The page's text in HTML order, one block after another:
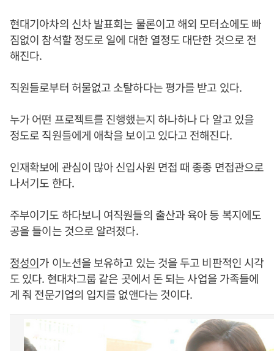
현대기아차의 신차 발표회는 물론이고 해외 모터쇼에도 빠
짐없이 참석할 정도로 일에 대한 열정도 대단한 것으로 전
해진다.
직원들로부터 허물없고 소탈하다는 평가를 받고 있다.
누가 어떤 프로젝트를 진행했는지 하나하나 다 알고 있을
정도로 직원들에게 애착을 보이고 있다고 전해진다.
인재확보에 관심이 많아 신입사원 면접 때 종종 면접관으로
나서기도 한다.
주부이기도 하다보니 여직원들의 출산과 육아 등 복지에도
공을 들이는 것으로 알려졌다.
정성이가 이노션을 보유하고 있는 것을 두고 비판적인 시각
도 있다. 현대차그룹 같은 곳에서 돈 되는 사업을 가족들에
게 줘 전문기업의 입지를 없앤다는 것이다.